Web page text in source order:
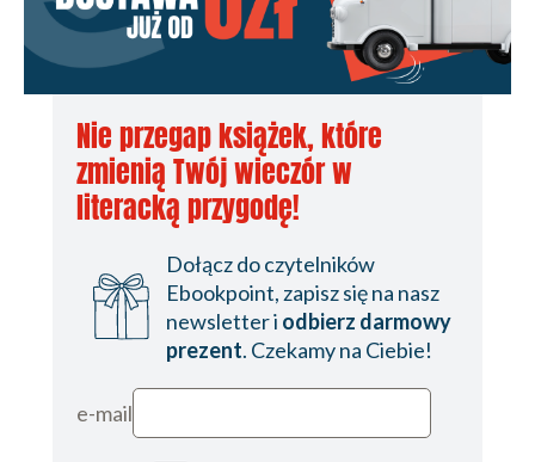
Nie przegap książek, które
zmienią Twój wieczór w
literacką przygodę!
Dołącz do czytelników
Ebookpoint, zapisz się na nasz
newsletter i odbierz darmowy
prezent. Czekamy na Ciebie!
e-mail